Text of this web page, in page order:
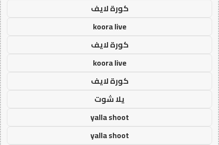
كورة لايف
koora live
كورة لايف
koora live
كورة لايف
يلا شوت
yalla shoot
yalla shoot